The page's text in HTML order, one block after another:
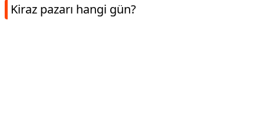
Kiraz pazarı hangi gün?